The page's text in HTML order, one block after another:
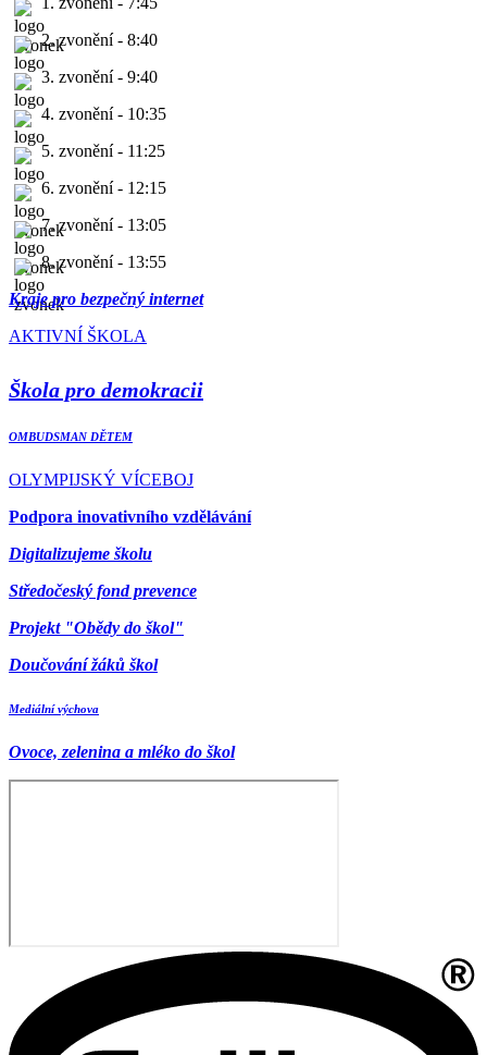
2. zvonění - 8:40
3. zvonění - 9:40
4. zvonění - 10:35
5. zvonění - 11:25
6. zvonění - 12:15
7. zvonění - 13:05
8. zvonění - 13:55
Kraje pro bezpečný internet
AKTIVNÍ ŠKOLA
Škola pro demokracii
OMBUDSMAN DĚTEM
OLYMPIJSKÝ VÍCEBOJ
Podpora inovativního vzdělávání
Digitalizujeme školu
Středočeský fond prevence
Projekt "Obědy do škol"
Doučování žáků škol
Mediální výchova
Ovoce, zelenina a mléko do škol